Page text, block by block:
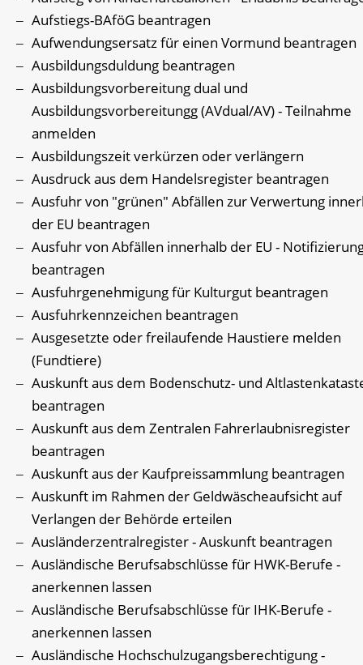
Aufstiegs-BAföG beantragen
Aufwendungsersatz für einen Vormund beantragen
Ausbildungsduldung beantragen
Ausbildungsvorbereitung dual und
Ausbildungsvorbereitungg (AVdual/AV) - Teilnahme
anmelden
Ausbildungszeit verkürzen oder verlängern
Ausdruck aus dem Handelsregister beantragen
Ausfuhr von "grünen" Abfällen zur Verwertung
der EU beantragen
Ausfuhr von Abfällen innerhalb der EU -
beantragen
Ausfuhrgenehmigung für Kulturgut beantragen
Ausfuhrkennzeichen beantragen
Ausgesetzte oder freilaufende Haustiere melden
(Fundtiere)
Auskunft aus dem Bodenschutz- und
beantragen
Auskunft aus dem Zentralen Fahrerlaubnisregister
beantragen
Auskunft aus der Kaufpreissammlung beantragen
Auskunft im Rahmen der Geldwäscheaufsicht auf
Verlangen der Behörde erteilen
Ausländerzentralregister - Auskunft beantragen
Ausländische Berufsabschlüsse für HWK-Berufe -
anerkennen lassen
Ausländische Berufsabschlüsse für IHK-Berufe -
anerkennen lassen
Ausländische Hochschulzugangsberechtigung -